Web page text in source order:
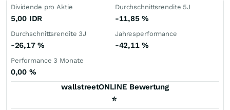
Dividende pro Aktie
5,00 IDR
Durchschnittsrendite 5J
-11,85 %
Durchschnittsrendite 3J
-26,17 %
Jahresperformance
-42,11 %
Performance 3 Monate
0,00 %
wallstreetONLINE Bewertung
⭐